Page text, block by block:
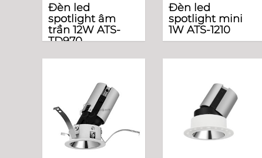
Đèn led
spotlight âm
trần 12W ATS-
TD970
Đèn led
spotlight mini
1W ATS-1210